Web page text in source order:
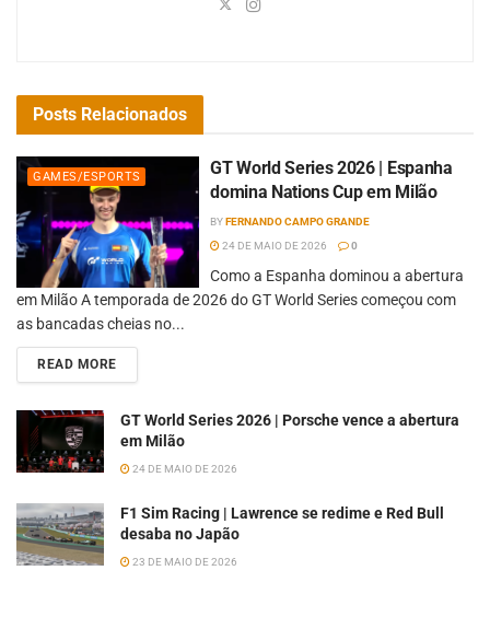
Posts Relacionados
GAMES/ESPORTS
GT World Series 2026 | Espanha
domina Nations Cup em Milão
BYFERNANDO CAMPO GRANDE
24 DE MAIO DE 2026
0
Como a Espanha dominou a abertura
em Milão A temporada de 2026 do GT World Series começou com
as bancadas cheias no...
READ MORE
GT World Series 2026 | Porsche vence a abertura
em Milão
24 DE MAIO DE 2026
F1 Sim Racing | Lawrence se redime e Red Bull
desaba no Japão
23 DE MAIO DE 2026